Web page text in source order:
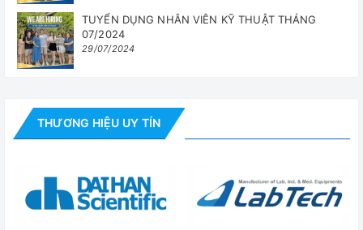
TUYỂN DỤNG NHÂN VIÊN KỸ THUẬT THÁNG
07/2024
29/07/2024
THƯƠNG HIỆU UY TÍN